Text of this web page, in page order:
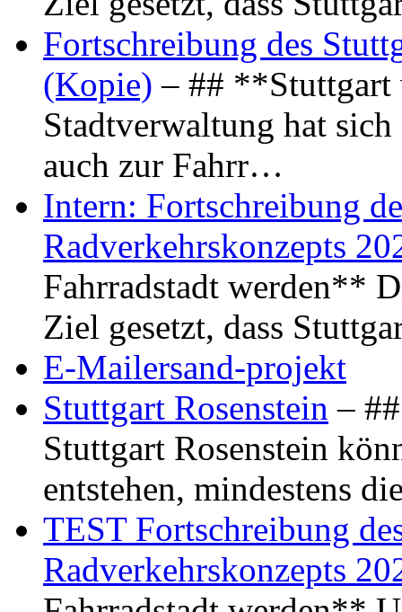
Fortschreibung des
(Kopie) – ## **Stuttgart
Stadtverwaltung hat
auch zur Fahrr…
Intern: Fortschreibung
Radverkehrskonzepts
Fahrradstadt werden**
Ziel gesetzt, dass
E-Mailersand-projekt
Stuttgart Rosenstein –
Stuttgart Rosenstein
entstehen, mindestens
TEST Fortschreibung
Radverkehrskonzepts